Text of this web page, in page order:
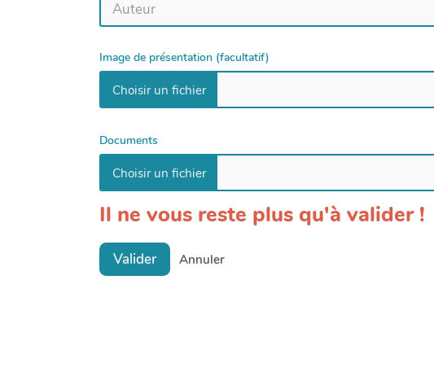
Image de présentation (facultatif)
Documents
Il ne vous reste plus qu'à valider !
Valider Annuler